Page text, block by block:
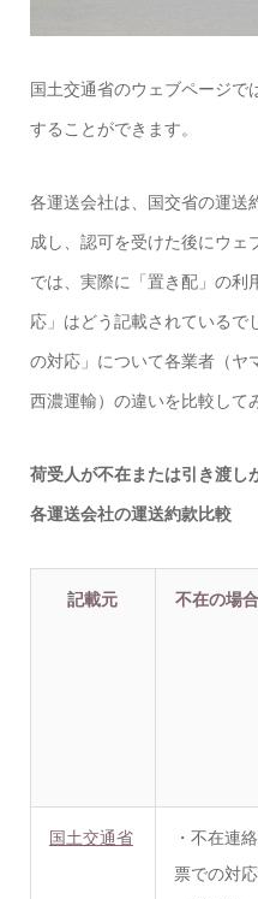
国土交通省のウェブページで
することができます。
各運送会社は、国交省の運送
成し、認可を受けた後にウェ
では、実際に「置き配」の利
応」はどう記載されているで
の対応」について各業者（ヤ
西濃運輸）の違いを比較して
荷受人が不在または引き渡し
各運送会社の運送約款比較
記載元 不在の場合
国土交通省
・不在連絡
票での対応